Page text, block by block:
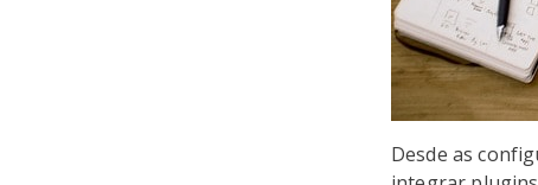
Desde as